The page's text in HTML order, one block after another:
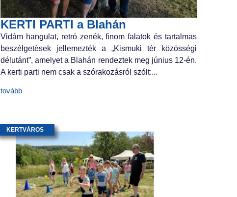
KERTI PARTI a Blahán
Vidám hangulat, retró zenék, finom falatok és tartalmas
beszélgetések jellemezték a „Kismuki tér közösségi
délutánt”, amelyet a Blahán rendeztek meg június 12-én.
A kerti parti nem csak a szórakozásról szólt:...
tovább
KERTVÁROS